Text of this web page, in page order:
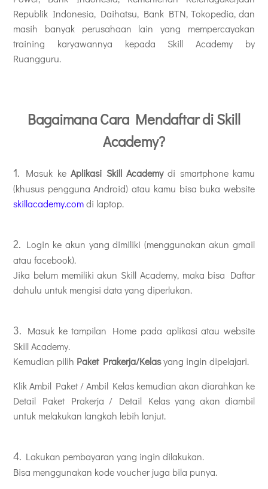
Republik Indonesia, Daihatsu, Bank BTN, Tokopedia, dan
masih banyak perusahaan lain yang mempercayakan
training karyawannya kepada Skill Academy by
Ruangguru.
Bagaimana Cara Mendaftar di Skill
Academy?
1. Masuk keAplikasi Skill Academydi smartphone kamu
(khusus pengguna Android) atau kamu bisa buka website
skillacademy.comdi laptop.
2. Login ke akun yang dimiliki (menggunakan akun gmail
atau facebook).
Jika belum memiliki akun Skill Academy, maka bisa Daftar
dahulu untuk mengisi data yang diperlukan.
3. Masuk ke tampilan Home pada aplikasi atau website
Skill Academy.
Kemudian pilih Paket Prakerja/Kelasyang ingin dipelajari.
Klik Ambil Paket / Ambil Kelas kemudian akan diarahkan ke
Detail Paket Prakerja / Detail Kelas yang akan diambil
untuk melakukan langkah lebih lanjut.
4. Lakukan pembayaran yang ingin dilakukan.
Bisa menggunakan kode voucher juga bila punya.